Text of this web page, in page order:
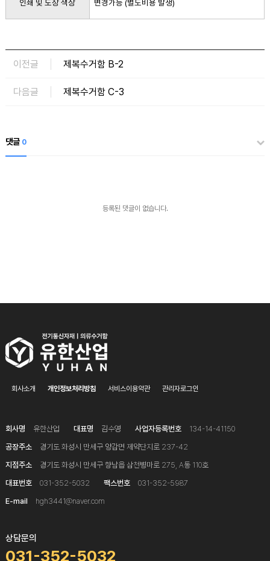
인쇄 및 도장 색상 변경가능 (별도비용 발생)
이전글 제복수거함 B-2
다음글 제복수거함 C-3
댓글0
등록된 댓글이 없습니다.
회사소개 개인정보처리방침 서비스이용약관 관리자로그인
회사명 유한산업 대표명 김수영 사업자등록번호
134-14-41150
공장주소
경기도 화성시 만세구 양감면 제약단지로 237-42
지점주소
경기도 화성시 만세구 향남읍 삼천병마로 275, A동 110호
대표번호
031-352-5032 팩스번호
031-352-5987
E-mail
hgh3441@naver.com
상담문의
031-352-5032